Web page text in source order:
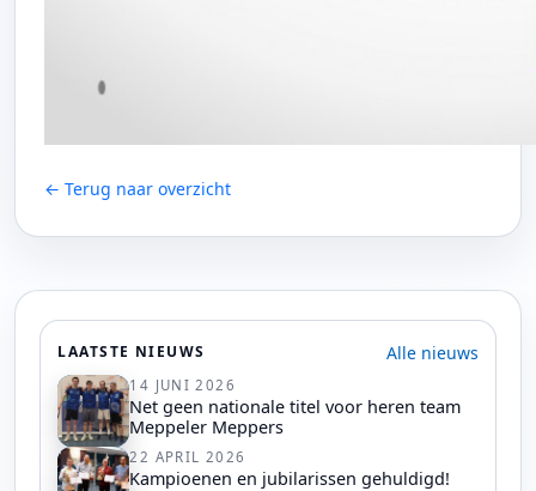
← Terug naar overzicht
LAATSTE NIEUWS Alle nieuws
14 JUNI 2026
Net geen nationale titel voor heren team
Meppeler Meppers
22 APRIL 2026
Kampioenen en jubilarissen gehuldigd!